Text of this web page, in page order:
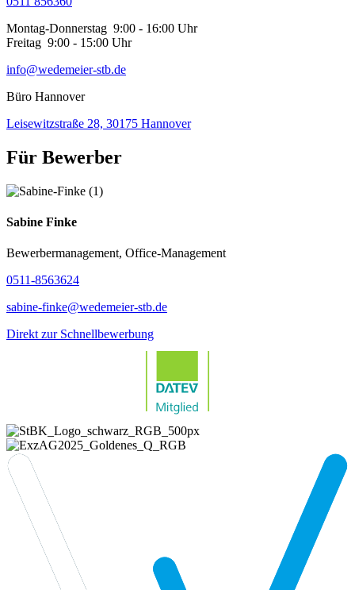
Montag-Donnerstag 9:00 - 16:00 Uhr
Freitag 9:00 - 15:00 Uhr
info@wedemeier-stb.de
Büro Hannover
Leisewitzstraße 28, 30175 Hannover
Für Bewerber
Sabine Finke
Bewerbermanagement, Office-Management
0511-8563624
sabine-finke@wedemeier-stb.de
Direkt zur Schnellbewerbung